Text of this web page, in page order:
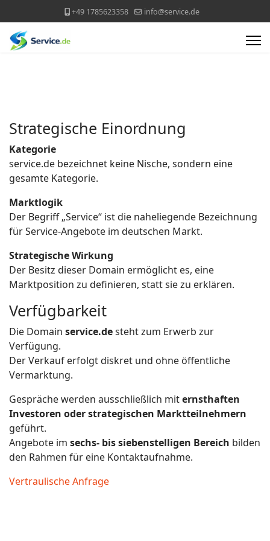
+49 1785623358 info@service.de
Strategische Einordnung
Kategorie
service.de bezeichnet keine Nische, sondern eine
gesamte Kategorie.
Marktlogik
Der Begriff „Service“ ist die naheliegende Bezeichnung
für Service-Angebote im deutschen Markt.
Strategische Wirkung
Der Besitz dieser Domain ermöglicht es, eine
Marktposition zu definieren, statt sie zu erklären.
Verfügbarkeit
Die Domain service.desteht zum Erwerb zur
Verfügung.
Der Verkauf erfolgt diskret und ohne öffentliche
Vermarktung.
Gespräche werden ausschließlich miternsthaften
Investoren oder strategischen Marktteilnehmern
geführt.
Angebote im sechs- bis siebenstelligen Bereich bilden
den Rahmen für eine Kontaktaufnahme.
Vertraulische Anfrage